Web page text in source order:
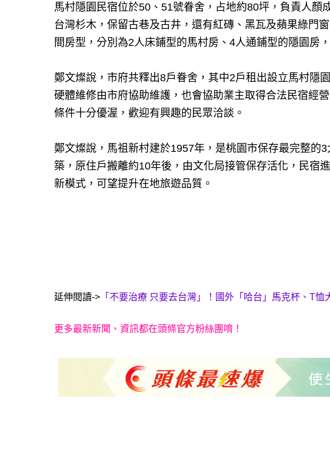
馬村隱園民宿位於50、51號眷舍，占地約80坪，負責人顏
台灣杉木，保留古巷及古井，還有紅磚、黑瓦及蘋果綠門
間房型，分別為2人床鋪型的馬村房、4人通鋪型的隱園房
鄭文燦說，市府共釋出8戶眷舍，其中2戶租出設立馬村隱
硬體維修由市府協助維護，也會協助業主取得合法民宿經
條件十分優渥，歡迎有興趣的民眾洽談。
鄭文燦說，馬祖新村建於1957年，是桃園市保存最完整的
築，原住戶搬離約10年後，由文化局接管保存活化，民宿
新模式，可望提升在地旅遊品質。
延伸閱讀-> 「不要治療 只要去台灣」！國外「哈台」馬克杯、T恤
更多最新新聞、資訊都在頭條官方粉絲團唷！